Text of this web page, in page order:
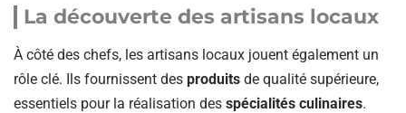
La découverte des artisans locaux
À côté des chefs, les artisans locaux jouent également un
rôle clé. Ils fournissent des produits de qualité supérieure,
essentiels pour la réalisation des spécialités culinaires.